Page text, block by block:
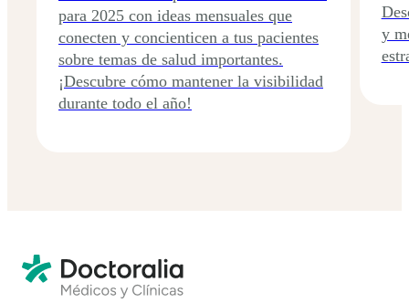
para 2025 con ideas mensuales que
conecten y concienticen a tus pacientes
sobre temas de salud importantes.
¡Descubre cómo mantener la visibilidad
durante todo el año!
y